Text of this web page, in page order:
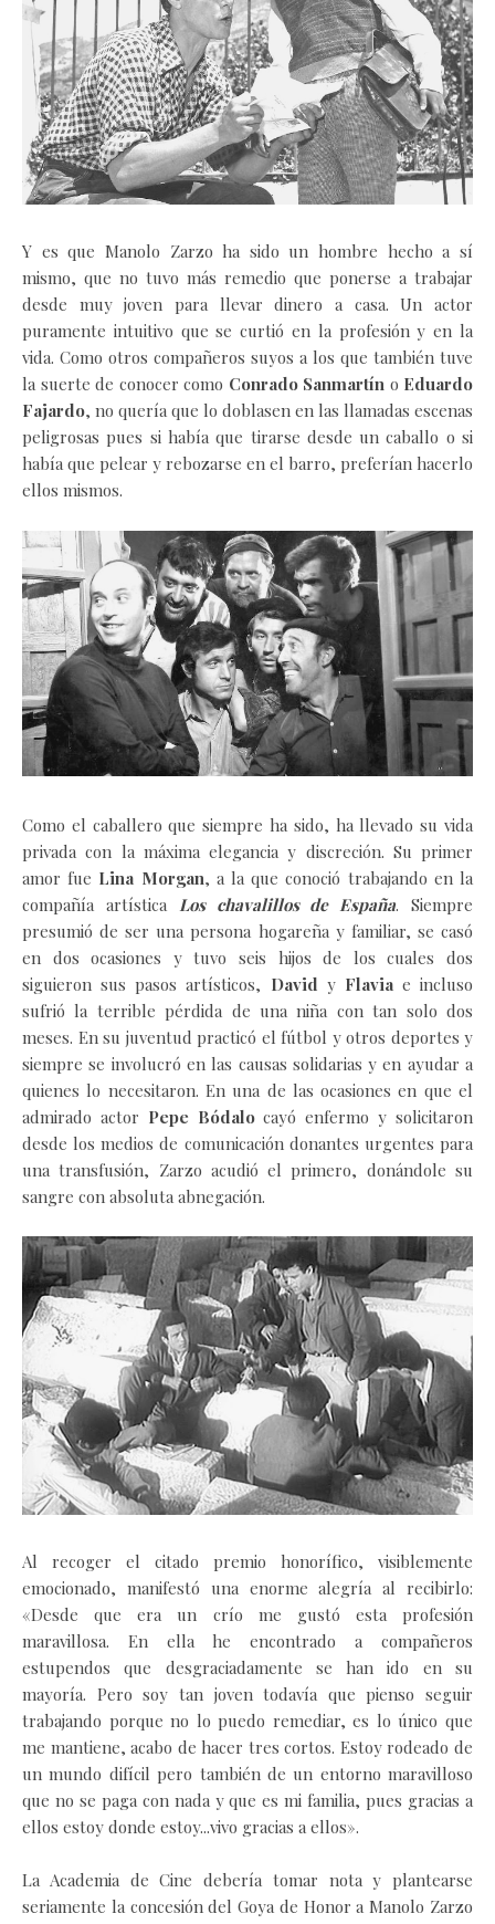
Y es que Manolo Zarzo ha sido un hombre hecho a sí
mismo, que no tuvo más remedio que ponerse a trabajar
desde muy joven para llevar dinero a casa. Un actor
puramente intuitivo que se curtió en la profesión y en la
vida. Como otros compañeros suyos a los que también tuve
la suerte de conocer como Conrado Sanmartín o Eduardo
Fajardo, no quería que lo doblasen en las llamadas escenas
peligrosas pues si había que tirarse desde un caballo o si
había que pelear y rebozarse en el barro, preferían hacerlo
ellos mismos.
Como el caballero que siempre ha sido, ha llevado su vida
privada con la máxima elegancia y discreción. Su primer
amor fue Lina Morgan, a la que conoció trabajando en la
compañía artística Los chavalillos de España.
Siempre
presumió de ser una persona hogareña y familiar, se casó
en dos ocasiones y tuvo seis hijos de los cuales dos
siguieron sus pasos artísticos, David y Flavia e incluso
sufrió la terrible pérdida de una niña con tan solo dos
meses. En su juventud practicó el fútbol y otros deportes y
siempre se involucró en las causas solidarias y en ayudar a
quienes lo necesitaron. En una de las ocasiones en que el
admirado actor Pepe Bódalocayó enfermo y solicitaron
desde los medios de comunicación donantes urgentes para
una transfusión, Zarzo acudió el primero, donándole su
sangre con absoluta abnegación.
Al recoger el citado premio honorífico, visiblemente
emocionado, manifestó una enorme alegría al recibirlo:
«Desde que era un crío me gustó esta profesión
maravillosa. En ella he encontrado a compañeros
estupendos que desgraciadamente se han ido en su
mayoría. Pero soy tan joven todavía que pienso seguir
trabajando porque no lo puedo remediar, es lo único que
me mantiene, acabo de hacer tres cortos. Estoy rodeado de
un mundo difícil pero también de un entorno maravilloso
que no se paga con nada y que es mi familia, pues gracias a
ellos estoy donde estoy...vivo gracias a ellos».
La Academia de Cine debería tomar nota y plantearse
seriamente la concesión del Goya de Honor a Manolo Zarzo